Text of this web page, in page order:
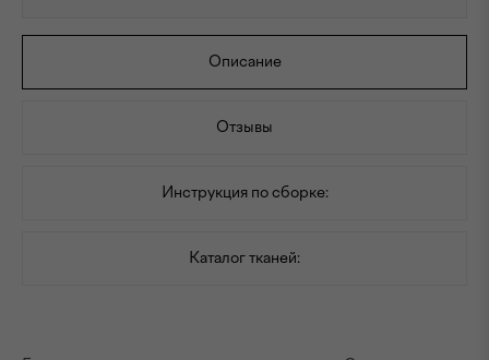
Описание
Отзывы
Инструкция по сборке:
Каталог тканей: